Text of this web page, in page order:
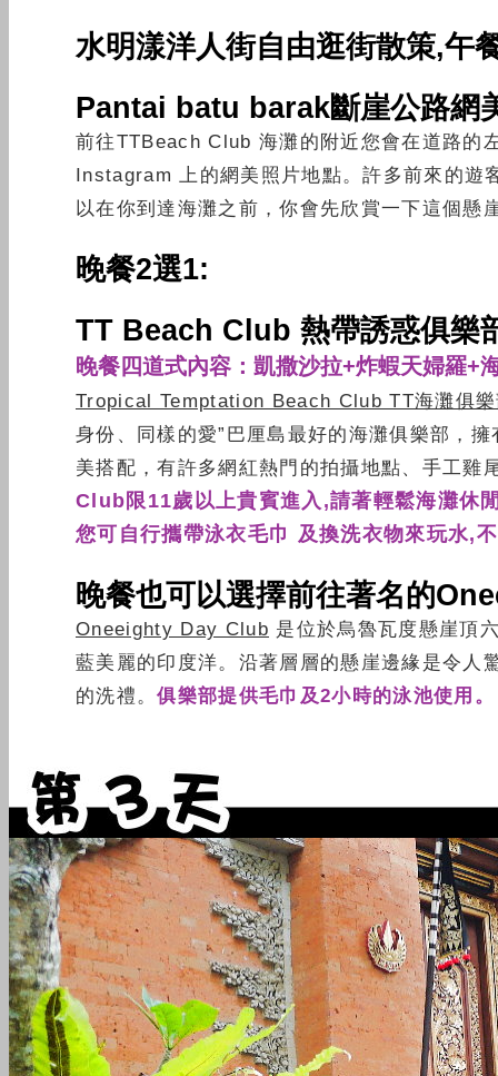
水明漾洋人街自由逛街散策,午
Pantai batu barak斷崖公路網
前往TTBeach Club 海灘的附近您會在道路的
Instagram 上的網美照片地點。許多前來的遊
以在你到達海灘之前，你會先欣賞一下這個懸
晚餐2選1:
TT Beach Club 熱帶誘惑俱樂
晚餐四道式內容：凱撒沙拉+炸蝦天婦羅+
Tropical Temptation Beach Club TT海灘俱
身份、同樣的愛”巴厘島最好的海灘俱樂部，
美搭配，有許多網紅熱門的拍攝地點、手工雞
Club限11歲以上貴賓進入,請著輕鬆海灘休
您可自行攜帶泳衣毛巾 及換洗衣物來玩水,
晚餐也可以選擇前往著名的
Oneeighty Day Club 是位於烏魯瓦度懸崖頂
藍美麗的印度洋。沿著層層的懸崖邊緣是令人
的洗禮。俱樂部提供毛巾及2小時的泳池使用。